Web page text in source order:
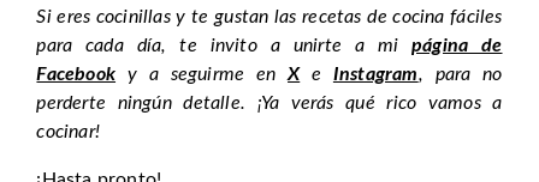
Si eres cocinillas y te gustan las recetas de cocina fáciles
para cada día, te invito a unirte a mipágina de
Facebook y a seguirme enXe Instagram, para no
perderte ningún detalle. ¡Ya verás qué rico vamos a
cocinar!